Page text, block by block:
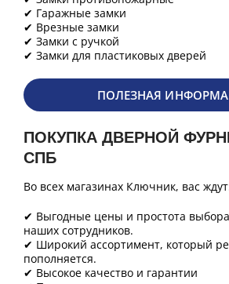
✔ Гаражные замки
✔ Врезные замки
✔ Замки с ручкой
✔ Замки для пластиковых дверей
ПОЛЕЗНАЯ
ПОКУПКА ДВЕРНОЙ
СПБ
Во всех магазинах Ключник, вас
✔ Выгодные цены и простота
наших сотрудников.
✔ Широкий ассортимент, который
пополняется.
✔ Высокое качество и гарантии